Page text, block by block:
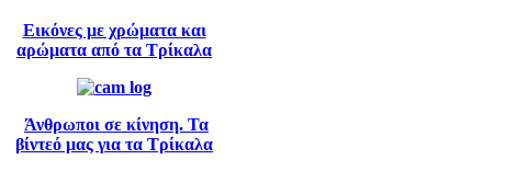
Εικόνες με χρώματα και
αρώματα από τα Τρίκαλα
Άνθρωποι σε κίνηση. Τα
βίντεό μας για τα Τρίκαλα